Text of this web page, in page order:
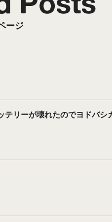
ージ
リーが壊れたのでヨドバシ